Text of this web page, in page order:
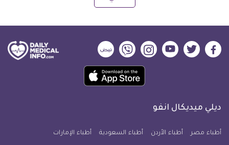
ديلي
فيسبوك
ديلي
تويتر
ديلي
ميديكال
يوتيوب
ديلي
ميديكال
انفو
ديلي
ميديكال
انفو
ديلي
ميديكال
انفو
حمل
تطبيق
معلومة
ديلي ميديكال انفو
أطباء مصر أطباء الأردن أطباء السعودية أطباء الإمارات